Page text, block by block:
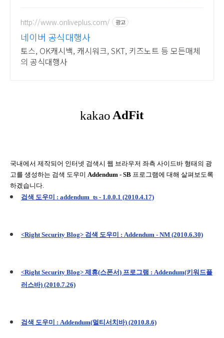
http://www.onliveplus.com/ 광고
네이버 공식대행사
토스, OK캐시백, 캐시워크, SKT, 키즈노트 등 모든매체
의 공식대행사
국내에서 제작되어 인터넷 검색시 웹 브라우저 좌측 사이드바 형태의 광
고를 생성하는 검색 도우미 Addendum - SB 프로그램에 대해 살펴보도록
하겠습니다.
검색 도우미 : addendum_ts - 1.0.0.1 (2010.4.17)
<Right Security Blog> 검색 도우미 : Addendum - NM (2010.6.30)
<Right Security Blog> 제휴(스폰서) 프로그램 : Addendum(키워드플
러스바) (2010.7.26)
검색 도우미 : Addendum(멀티서치바) (2010.8.6)